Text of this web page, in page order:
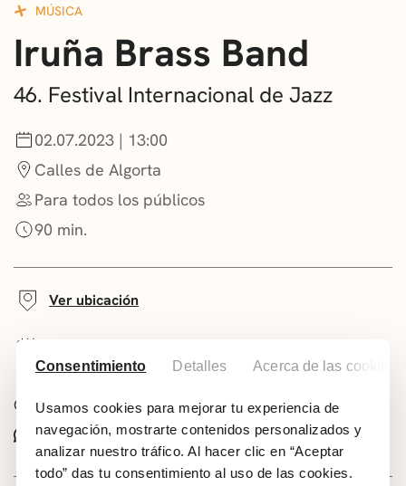
Consentimiento Detalles Acerca de las cookies
Usamos cookies para mejorar tu experiencia de
navegación, mostrarte contenidos personalizados y
analizar nuestro tráfico. Al hacer clic en “Aceptar
todo” das tu consentimiento al uso de las cookies.
NOTICIAS
GETXO KULTURA
ASOCIACIONES CULTURALES
MÚSICA
Iruña Brass Band
46. Festival Internacional de Jazz
02.07.2023 | 13:00
Calles de Algorta
Para todos los públicos
90 min.
Ver ubicación
Comparte este evento:
Whatsapp
Facebook X